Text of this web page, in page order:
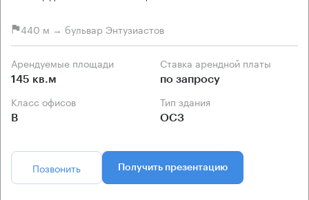
440 м → бульвар Энтузиастов
Арендуемые площади
145 кв.м
Ставка арендной платы
по запросу
Класс офисов
B
Тип здания
ОСЗ
Позвонить Получить презентацию